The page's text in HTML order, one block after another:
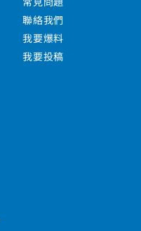
聯絡我們
我要爆料
我要投稿